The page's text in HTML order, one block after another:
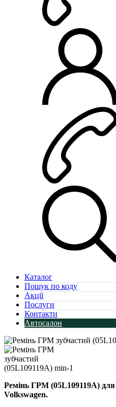
Каталог
Пошук по коду
Акції
Послуги
Контакти
Автосалон
Ремінь ГРМ (05L109119A) для
Volkswagen.